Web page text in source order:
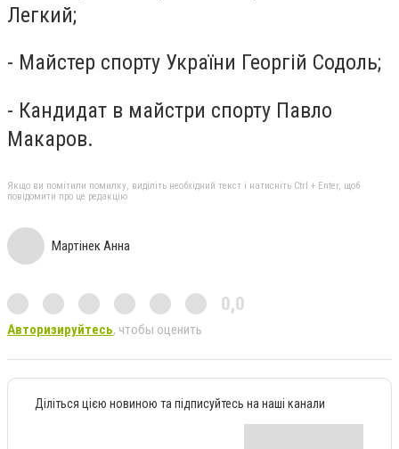
Легкий;
- Майстер спорту України Георгій Содоль;
- Кандидат в майстри спорту Павло
Макаров.
Якщо ви помітили помилку, виділіть необхідний текст і натисніть Ctrl + Enter, щоб
повідомити про це редакцію
Мартінек Анна
0,0
Авторизируйтесь, чтобы оценить
Діліться цією новиною та підписуйтесь на наші канали